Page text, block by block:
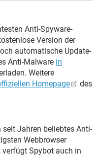
Anti-Spyware-
Version der
automatische Update-
Anti-Malware in
Weitere
Homepage
des
seit Jahren beliebtes Anti-
Webbrowser
Spybot auch in